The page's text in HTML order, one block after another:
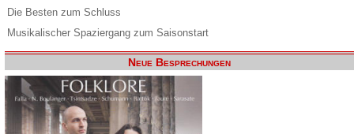
Die Besten zum Schluss
Musikalischer Spaziergang zum Saisonstart
Neue Besprechungen